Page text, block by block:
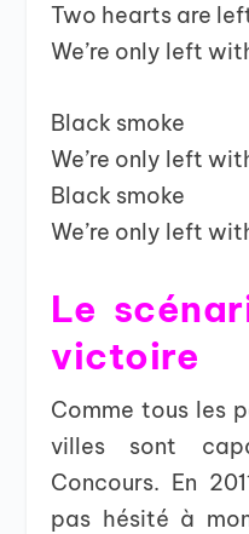
Two hearts are
We’re only left
Black smoke
We’re only left
Black smoke
We’re only left
Le
victoire
Comme tous les
villes sont
Concours. En
pas hésité à